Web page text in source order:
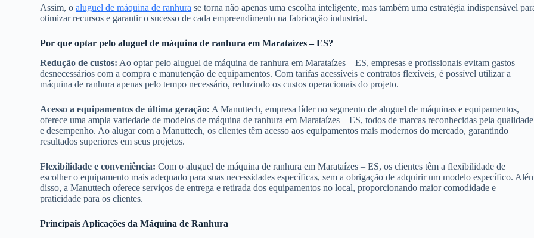
Assim, oaluguel de máquina de ranhura se torna não apenas uma escolha inteligente, mas também uma estratégia indispensável
otimizar recursos e garantir o sucesso de cada empreendimento na fabricação industrial.
Por que optar pelo aluguel de máquina de ranhura em Marataízes – ES?
Redução de custos: Ao optar pelo aluguel de máquina de ranhura em Marataízes – ES, empresas e profissionais evitam gastos
desnecessários com a compra e manutenção de equipamentos. Com tarifas acessíveis e contratos flexíveis, é possível utilizar a
máquina de ranhura apenas pelo tempo necessário, reduzindo os custos operacionais do projeto.
Acesso a equipamentos de última geração: A Manuttech, empresa líder no segmento de aluguel de máquinas e equipamentos,
oferece uma ampla variedade de modelos de máquina de ranhura em Marataízes – ES, todos de marcas reconhecidas pela qualidade
e desempenho. Ao alugar com a Manuttech, os clientes têm acesso aos equipamentos mais modernos do mercado, garantindo
resultados superiores em seus projetos.
Flexibilidade e conveniência: Com o aluguel de máquina de ranhura em Marataízes – ES, os clientes têm a flexibilidade de
escolher o equipamento mais adequado para suas necessidades específicas, sem a obrigação de adquirir um modelo específico.
disso, a Manuttech oferece serviços de entrega e retirada dos equipamentos no local, proporcionando maior comodidade e
praticidade para os clientes.
Principais Aplicações da Máquina de Ranhura